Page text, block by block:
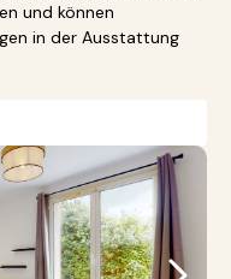
und können
in der Ausstattung